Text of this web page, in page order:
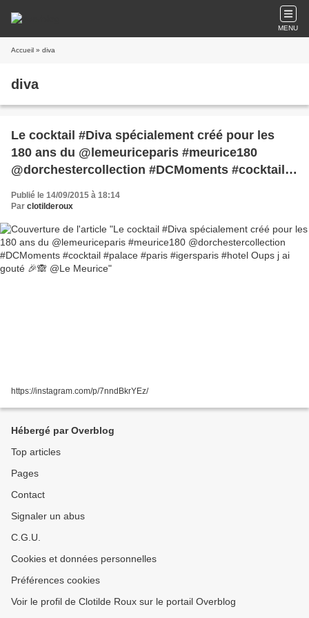
MENU
Accueil » diva
diva
Le cocktail #Diva spécialement créé pour les
180 ans du @lemeuriceparis #meurice180
@dorchestercollection #DCMoments #cocktail
#palace #paris #igersparis #hotel Oups j ai
gouté 🎉🙈 @Le Meurice
Publié le 14/09/2015 à 18:14
Par clotilderoux
https://instagram.com/p/7nndBkrYEz/
Hébergé par Overblog
Top articles
Pages
Contact
Signaler un abus
C.G.U.
Cookies et données personnelles
Préférences cookies
Voir le profil de Clotilde Roux sur le portail Overblog